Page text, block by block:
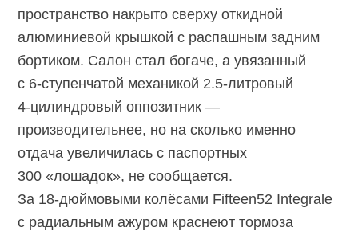
пространство накрыто сверху откидной
алюминиевой крышкой с распашным задним
бортиком. Салон стал богаче, а увязанный
с 6-ступенчатой механикой 2.5-литровый
4-цилиндровый оппозитник —
производительнее, но на сколько именно
отдача увеличилась с паспортных
300 «лошадок», не сообщается.
За 18-дюймовыми колёсами Fifteen52 Integrale
с радиальным ажуром краснеют тормоза